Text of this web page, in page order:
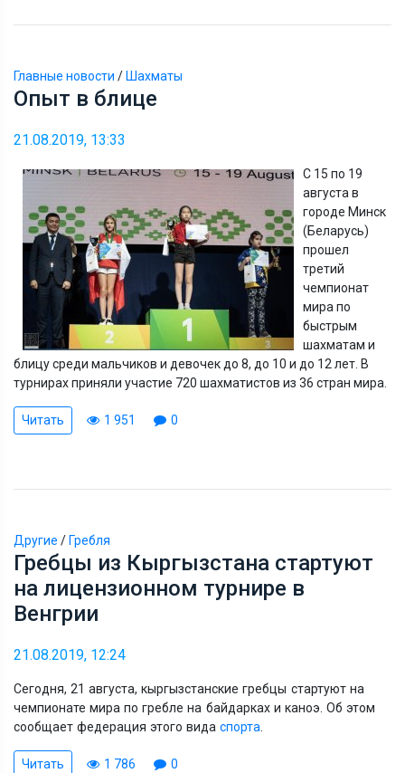
Главные новости / Шахматы
Опыт в блице
21.08.2019, 13:33
С 15 по 19
августа в
городе Минск
(Беларусь)
прошел
третий
чемпионат
мира по
быстрым
шахматам и
блицу среди мальчиков и девочек до 8, до 10 и до 12 лет. В
турнирах приняли участие 720 шахматистов из 36 стран мира.
Читать 1 951 0
Другие / Гребля
Гребцы из Кыргызстана стартуют
на лицензионном турнире в
Венгрии
21.08.2019, 12:24
Сегодня, 21 августа, кыргызстанские гребцы стартуют на
чемпионате мира по гребле на байдарках и каноэ. Об этом
сообщает федерация этого видаспорта
Читать 1 786 0